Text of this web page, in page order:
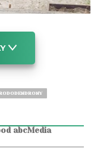
RODODENDRONY
abcMedia